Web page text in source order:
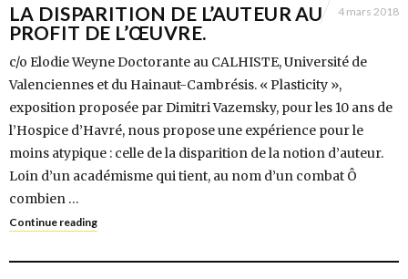
LA DISPARITION DE L’AUTEUR AU
PROFIT DE L’ŒUVRE.
4 mars 2018
c/o Elodie Weyne Doctorante au CALHISTE, Université de
Valenciennes et du Hainaut-Cambrésis. « Plasticity »,
exposition proposée par Dimitri Vazemsky, pour les 10 ans de
l’Hospice d’Havré, nous propose une expérience pour le
moins atypique : celle de la disparition de la notion d’auteur.
Loin d’un académisme qui tient, au nom d’un combat Ô
combien …
Continue reading